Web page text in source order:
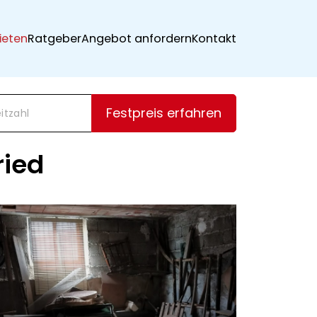
RatgeberAngebot anfordernKontakt
Festpreis erfahren